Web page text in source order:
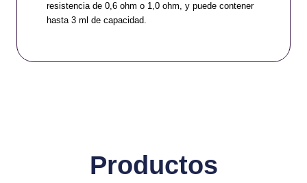
resistencia de 0,6 ohm o 1,0 ohm, y puede contener
hasta 3 ml de capacidad.
Productos